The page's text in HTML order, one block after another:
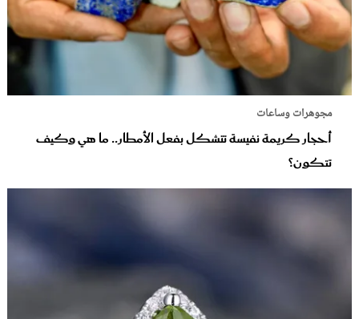
مجوهرات وساعات
أحجار كريمة نفيسة تتشكل بفعل الأمطار.. ما هي وكيف
تتكون؟